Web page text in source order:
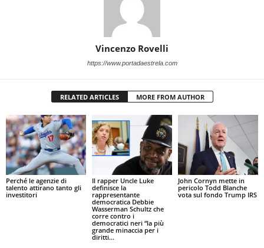
Vincenzo Rovelli
https://www.portadaestrela.com
RELATED ARTICLES MORE FROM AUTHOR
Perché le agenzie di
talento attirano tanto gli
investitori
Il rapper Uncle Luke
definisce la
rappresentante
democratica Debbie
Wasserman Schultz che
corre contro i
democratici neri “la più
grande minaccia per i
diritti...
John Cornyn mette in
pericolo Todd Blanche
vota sul fondo Trump IRS